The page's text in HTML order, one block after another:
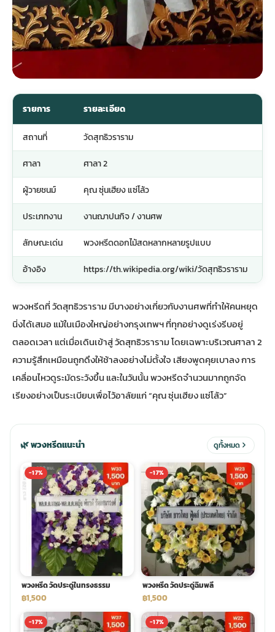
ดอกไม้งานศพ กรุงเทพ
ดอกไม้งานศพ ปากคลองตลาด
ดอกไม้งานศพ ราคาถูก
จัดดอกไม้งานศพ ราคา
ดอกไม้งานศพ ส่งฟรี
ดอกไม้งานศพ ออนไลน์
tpdecorate ปูพื้น
พวงหรีดดอกไม้สด ราคาถูก
ส่งพวงหรีด ด่วน กรุงเทพ
ร้านพวงหรีด กรุงเทพ ส่งฟรี
พวงหรีด ปากคลองตลาด ราคา
พวงหรีด ส่งด่วน วันนี้
ระดับเมรุ
รุ ออนไลน์
มรุ ส่งด่วน
น้าเมรุ กรุงเทพ
รายการ รายละเอียด
สถานที่ วัดสุทธิวราราม
ศาลา ศาลา 2
ผู้วายชนม์ คุณ ซุ่นเฮียง แซ่โล้ว
ประเภทงาน งานฌาปนกิจ / งานศพ
ลักษณะเด่น พวงหรีดดอกไม้สดหลากหลายรูปแบบ
อ้างอิง https://th.wikipedia.org/wiki/วัดสุทธิวราราม
พวงหรีดที่ วัดสุทธิวราราม มีบางอย่างเกี่ยวกับงานศพที่ทำให้คนหยุด
นิ่งได้เสมอ แม้ในเมืองใหญ่อย่างกรุงเทพฯ ที่ทุกอย่างดูเร่งรีบอยู่
ตลอดเวลา แต่เมื่อเดินเข้าสู่วัดสุทธิวรารามโดยเฉพาะบริเวณศาลา 2
ความรู้สึกเหมือนถูกดึงให้ช้าลงอย่างไม่ตั้งใจ เสียงพูดคุยเบาลง การ
เคลื่อนไหวดูระมัดระวังขึ้น และในวันนั้น พวงหรีดจำนวนมากถูกจัด
เรียงอย่างเป็นระเบียบเพื่อไว้อาลัยแก่ “คุณ ซุ่นเฮียง แซ่โล้ว”
🌿 พวงหรีดแนะนำ ดูทั้งหมด
-17%
พวงหรีด วัดประดู่ในทรงธรรม
฿1,500
-17%
พวงหรีด วัดประดู่ฉิมพลี
฿1,500
-17% -17%